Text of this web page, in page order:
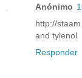
Anónimo
http://
and tylenol
Responder